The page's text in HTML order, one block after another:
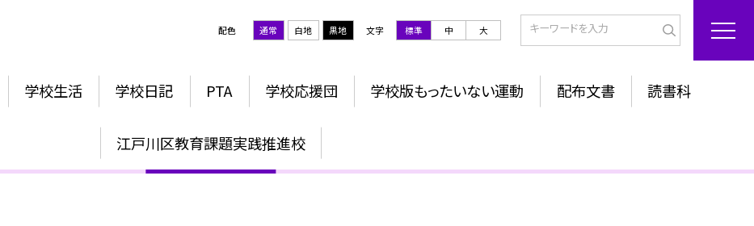
配色 通常 白地 黒地 文字 標準 中 大
学校生活 学校日記 PTA 学校応援団 学校版もったいない運動 配布文書 読書科
江戸川区教育課題実践推進校
人権教育